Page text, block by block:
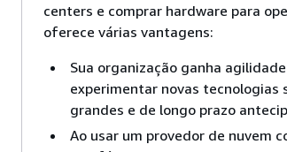
centers e comprar hardware para
oferece várias vantagens:
Sua organização ganha
experimentar novas tecnologias
grandes e de longo prazo
Ao usar um provedor de nuvem